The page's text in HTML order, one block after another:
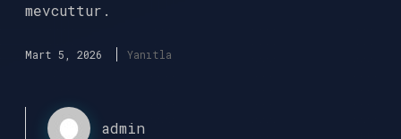
mevcuttur.
Mart 5, 2026 Yanıtla
admin